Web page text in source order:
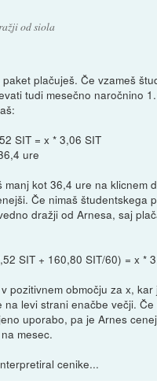
od siola
plačuješ. Če vzameš
tudi mesečno naročnino
SIT = x * 3,06 SIT
ure
manj kot 36,4 ure na klicnem
Če nimaš študentskega
dražji od Arnesa, saj
SIT + 160,80 SIT/60) = x *
pozitivnem območju za x, kar
na levi strani enačbe večji.
uporabo, pa je Arnes
mesec.
cenike...